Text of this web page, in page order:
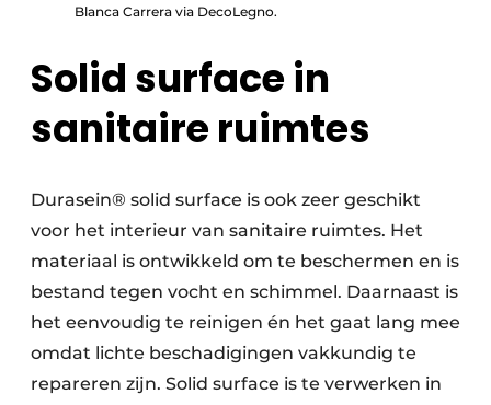
Blanca Carrera via DecoLegno.
Solid surface in
sanitaire ruimtes
Durasein® solid surface is ook zeer geschikt
voor het interieur van sanitaire ruimtes. Het
materiaal is ontwikkeld om te beschermen en is
bestand tegen vocht en schimmel. Daarnaast is
het eenvoudig te reinigen én het gaat lang mee
omdat lichte beschadigingen vakkundig te
repareren zijn. Solid surface is te verwerken in